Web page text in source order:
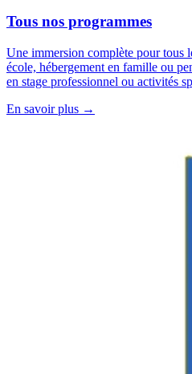
Tous nos programmes
Une immersion complète pour tous
école, hébergement en famille ou
en stage professionnel ou activités
En savoir plus →